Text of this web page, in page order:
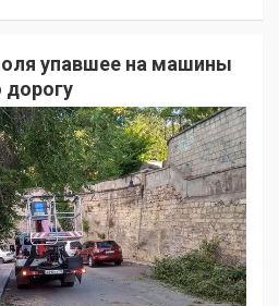
упавшее на машины
дорогу